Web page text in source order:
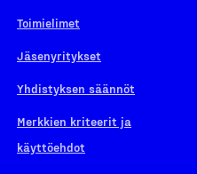
Toimielimet
Jäsenyritykset
Yhdistyksen säännöt
Merkkien kriteerit ja
käyttöehdot